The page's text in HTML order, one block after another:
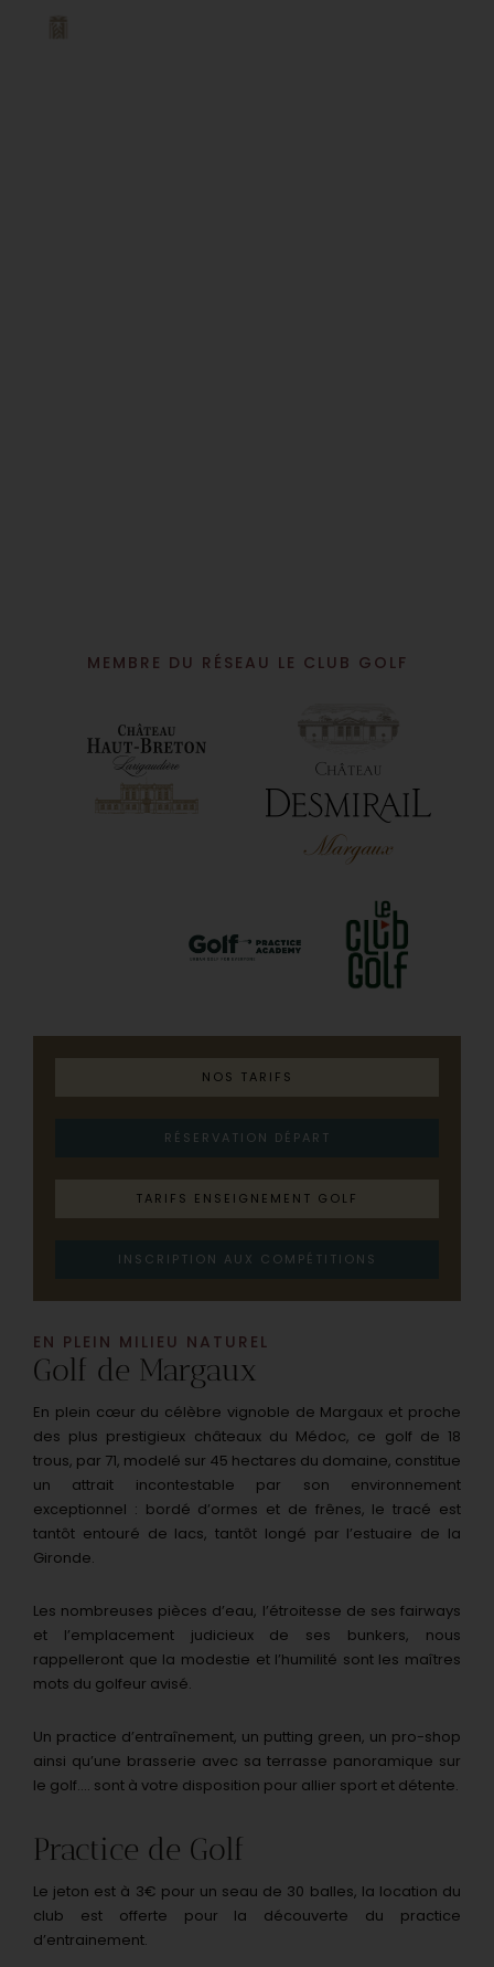
MEMBRE DU RÉSEAU LE CLUB GOLF
NOS TARIFS
RÉSERVATION DÉPART
TARIFS ENSEIGNEMENT GOLF
INSCRIPTION AUX COMPÉTITIONS
EN PLEIN MILIEU NATUREL
Golf de Margaux
En plein cœur du célèbre vignoble de Margaux et proche
des plus prestigieux châteaux du Médoc, ce golf de 18
trous, par 71, modelé sur 45 hectares du domaine, constitue
un attrait incontestable par son environnement
exceptionnel : bordé d’ormes et de frênes, le tracé est
tantôt entouré de lacs, tantôt longé par l’estuaire de la
Gironde.
Les nombreuses pièces d’eau, l’étroitesse de ses fairways
et l’emplacement judicieux de ses bunkers, nous
rappelleront que la modestie et l’humilité sont les maîtres
mots du golfeur avisé.
Un practice d’entraînement, un putting green, un pro-shop
ainsi qu’une brasserie avec sa terrasse panoramique sur
le golf…. sont à votre disposition pour allier sport et détente.
Practice de Golf
Le jeton est à 3€ pour un seau de 30 balles, la location du
club est offerte pour la découverte du practice
d’entrainement.